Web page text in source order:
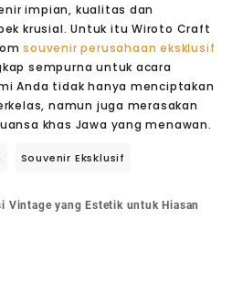
impian, kualitas dan
krusial. Untuk itu Wiroto Craft
souvenir perusahaan eksklusif
sempurna untuk acara
Anda tidak hanya menciptakan
namun juga merasakan
khas Jawa yang menawan.
Souvenir Eksklusif
Vintage yang Estetik untuk Hiasan